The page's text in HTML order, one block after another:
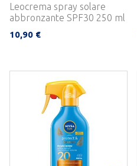
Leocrema spray solare
abbronzante SPF30 250 ml
10,90 €